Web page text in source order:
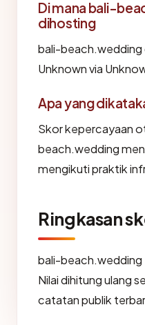
Di mana bali-
dihosting
bali-beach.wedding
Unknown via
Apa yang
Skor kepercayaan
beach.wedding
mengikuti praktik
Ringkasan
bali-
Nilai dihitung ulang
catatan publik